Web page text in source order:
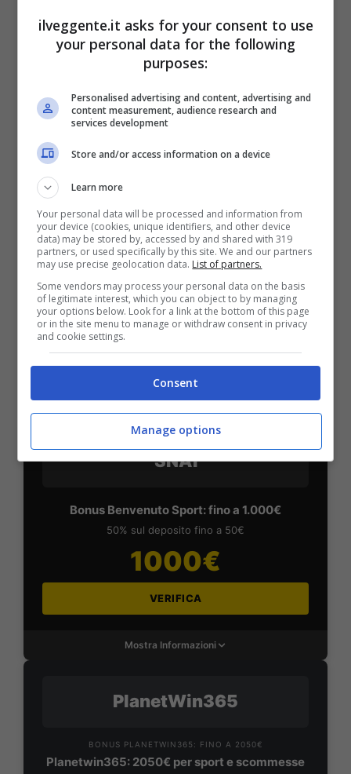
2050€
Mostra Informazioni
BONUS BENVENUTO LOTTOMATICA: 2050€
Fino a 2050€ bonus scommesse e sport
Per i nuovi utenti della piattaforma: 100% fino a 50€ in
Sport
2050€
SNAI
Bonus Benvenuto Sport: fino a 1.000€
50% sul deposito fino a 50€
1000€
VERIFICA
Mostra Informazioni
PlanetWin365
BONUS PLANETWIN365: FINO A 2050€
Planetwin365: 2050€ per sport e scommesse
ilveggente.it asks for your consent to use
your personal data for the following
purposes:
Personalised advertising and content, advertising and
content measurement, audience research and
services development
Store and/or access information on a device
Learn more
Your personal data will be processed and information from
your device (cookies, unique identifiers, and other device
data) may be stored by, accessed by and shared with 319
partners, or used specifically by this site. We and our partners
may use precise geolocation data. List of partners.
Some vendors may process your personal data on the basis
of legitimate interest, which you can object to by managing
your options below. Look for a link at the bottom of this page
or in the site menu to manage or withdraw consent in privacy
and cookie settings.
Consent
Manage options